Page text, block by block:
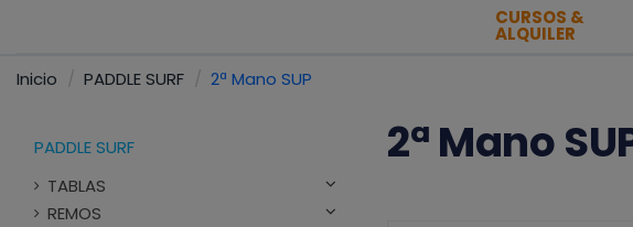
CURSOS &
ALQUILER
Inicio PADDLE SURF 2ª Mano SUP
2ª Mano
PADDLE SURF
TABLAS
REMOS